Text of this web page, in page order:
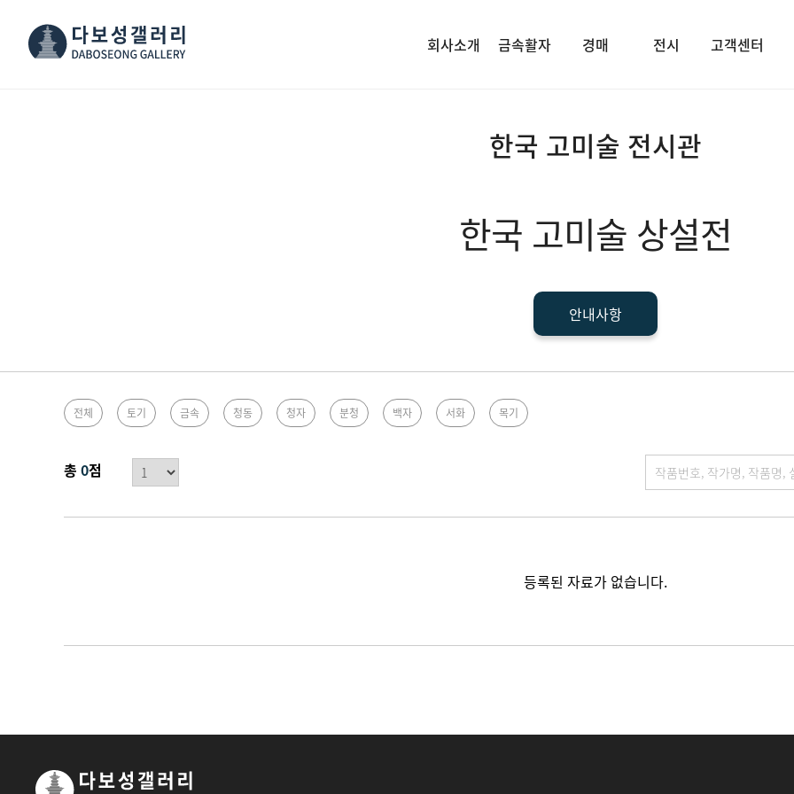
회사소개 금속활자 경매 전시 고객센터
한국 고미술 전시관
한국 고미술 상설전
안내사항
한국관
전체 토기 금속 청동 청자 분청 백자 서화 목기
총 0점
등록된 자료가 없습니다.